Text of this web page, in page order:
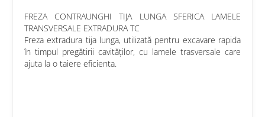
FREZA CONTRAUNGHI TIJA LUNGA SFERICA LAMELE
TRANSVERSALE EXTRADURA TC
Freza extradura tija lunga, utilizată pentru excavare rapida
în timpul pregătirii cavităților, cu lamele trasversale care
ajuta la o taiere eficienta.